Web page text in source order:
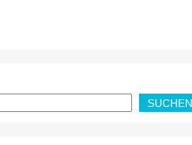
förderfreie Anlagenkombination
SUCHEN